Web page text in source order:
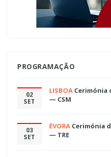
PROGRAMAÇÃO
02
SET
LISBOA Cerimónia
— CSM
03
SET
ÉVORA Cerimónia
— TRE